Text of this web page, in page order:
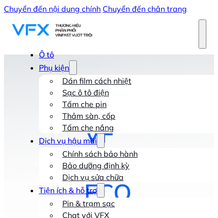
Chuyển đến nội dung chính Chuyển đến chân trang
Ô tô
Phụ kiện
Dán film cách nhiệt
Sạc ô tô điện
Tấm che pin
Thảm sàn, cốp
Tấm che nắng
Dịch vụ hậu mãi
Chính sách bảo hành
Bảo dưỡng định kỳ
Dịch vụ sửa chữa
Tiện ích & hỗ trợ
Pin & trạm sạc
Chat với VFX
VinFast
VF
6
ECO